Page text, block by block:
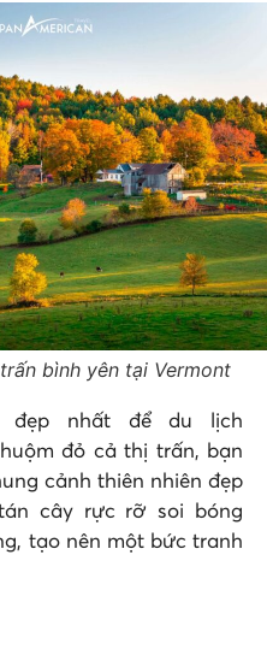
bình yên tại Vermont
đẹp nhất để du lịch
đỏ cả thị trấn, bạn
cảnh thiên nhiên đẹp
cây rực rỡ soi bóng
tạo nên một bức tranh